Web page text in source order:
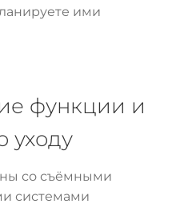
ими
функции и
уходу
со съёмными
системами